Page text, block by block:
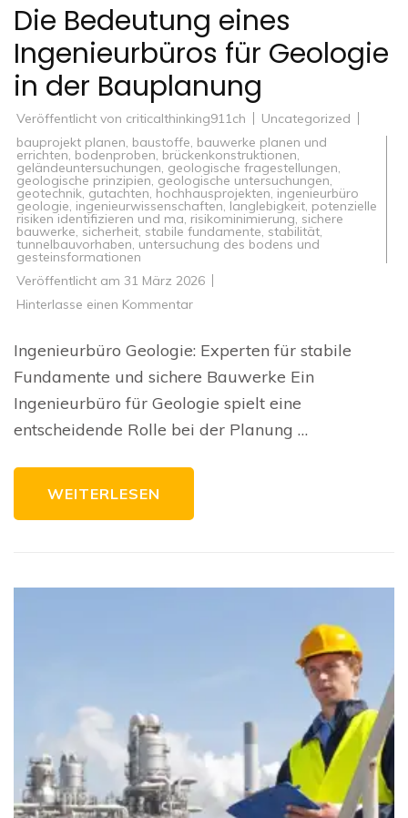
Die Bedeutung eines
Ingenieurbüros für Geologie
in der Bauplanung
Veröffentlicht von criticalthinking911ch
Uncategorized
bauprojekt planen baustoffe bauwerke planen und
errichten bodenproben brückenkonstruktionen
geländeuntersuchungen geologische fragestellungen
geologische prinzipien geologische untersuchungen
geotechnik gutachten hochhausprojekten ingenieurbüro
geologie ingenieurwissenschaften langlebigkeit potenzielle
risiken identifizieren und ma risikominimierung sichere
bauwerke sicherheit stabile fundamente stabilität
tunnelbauvorhaben untersuchung des bodens und
gesteinsformationen
Veröffentlicht am 31 März 2026
Hinterlasse einen Kommentarzu
Ingenieurbüros
Geologie
der
Bauplanung
Ingenieurbüro Geologie: Experten für stabile
Fundamente und sichere Bauwerke Ein
Ingenieurbüro für Geologie spielt eine
entscheidende Rolle bei der Planung …
WEITERLESEN